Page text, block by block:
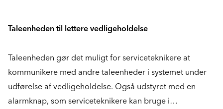
Taleenheden til lettere vedligeholdelse
Taleenheden gør det muligt for serviceteknikere at
kommunikere med andre taleenheder i systemet under
udførelse af vedligeholdelse. Også udstyret med en
alarmknap, som serviceteknikere kan bruge i